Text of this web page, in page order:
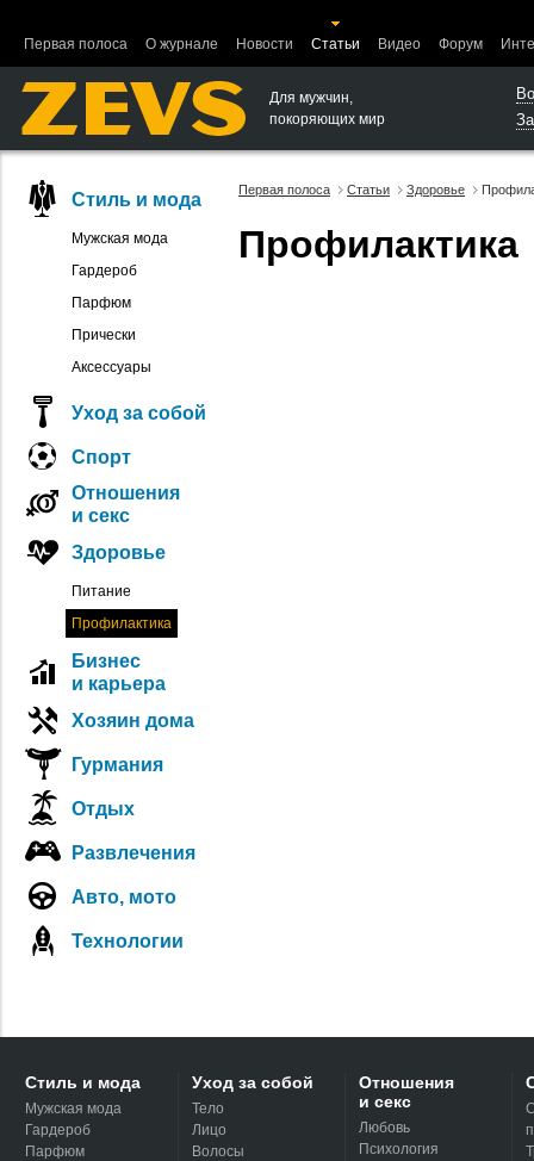
Первая полоса
О журнале Новости Статьи Видео Форум
Для мужчин,
покоряющих мир
Стиль и мода
Мужская мода
Гардероб
Парфюм
Прически
Аксессуары
Уход за собой
Спорт
Отношения
и секс
Здоровье
Питание
Профилактика
Бизнес
и карьера
Хозяин дома
Гурмания
Отдых
Развлечения
Авто, мото
Технологии
Первая полоса Статьи Здоровье
Профилактика
Стиль и мода
Мужская мода
Гардероб
Парфюм
Уход за собой
Тело
Лицо
Волосы
Отношения
и секс
Любовь
Психология